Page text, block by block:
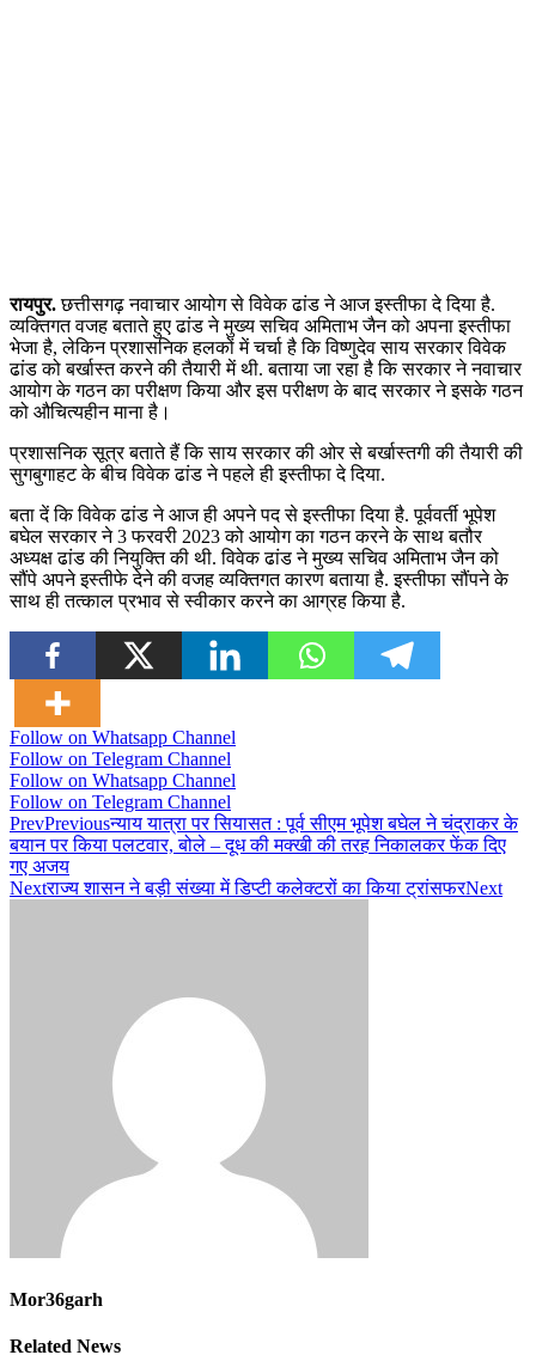
रायपुर.छत्तीसगढ़ नवाचार आयोग से विवेक ढांड ने आज इस्तीफा दे दिया है.
व्यक्तिगत वजह बताते हुए ढांड ने मुख्य सचिव अमिताभ जैन को अपना इस्तीफा
भेजा है, लेकिन प्रशासनिक हलकों में चर्चा है कि विष्णुदेव साय सरकार विवेक
ढांड को बर्खास्त करने की तैयारी में थी. बताया जा रहा है कि सरकार ने नवाचार
आयोग के गठन का परीक्षण किया और इस परीक्षण के बाद सरकार ने इसके गठन
को औचित्यहीन माना है।
प्रशासनिक सूत्र बताते हैं कि साय सरकार की ओर से बर्खास्तगी की तैयारी की
सुगबुगाहट के बीच विवेक ढांड ने पहले ही इस्तीफा दे दिया.
बता दें कि विवेक ढांड ने आज ही अपने पद से इस्तीफा दिया है. पूर्ववर्ती भूपेश
बघेल सरकार ने 3 फरवरी 2023 को आयोग का गठन करने के साथ बतौर
अध्यक्ष ढांड की नियुक्ति की थी. विवेक ढांड ने मुख्य सचिव अमिताभ जैन को
सौंपे अपने इस्तीफे देने की वजह व्यक्तिगत कारण बताया है. इस्तीफा सौंपने के
साथ ही तत्काल प्रभाव से स्वीकार करने का आग्रह किया है.
Follow on Whatsapp Channel
Follow on Telegram Channel
Follow on Whatsapp Channel
Follow on Telegram Channel
PrevPreviousन्याय यात्रा पर सियासत : पूर्व सीएम भूपेश बघेल ने चंद्राकर के
बयान पर किया पलटवार, बोले – दूध की मक्खी की तरह निकालकर फेंक दिए
गए अजय
Nextराज्य शासन ने बड़ी संख्या में डिप्टी कलेक्टरों का किया ट्रांसफरNext
Mor36garh
Related News